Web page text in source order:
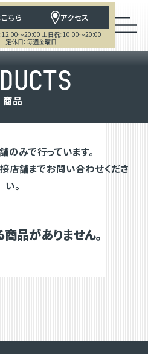
ちら アクセス
12:00～20:00 土日祝：10:00～20:00
定休日：毎週金曜日
DUCTS
商品
みで行っています。
店舗までお問い合わせくださ
い。
品がありません。